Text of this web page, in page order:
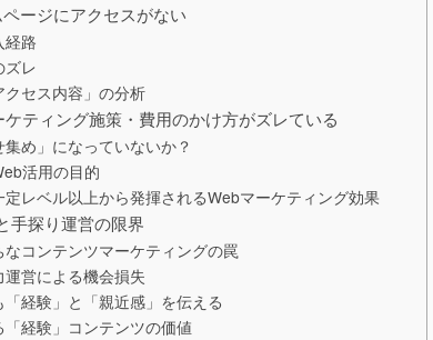
ージにアクセスがない
経路
レ
クセス内容」の分析
ティング施策・費用のかけ方がズレている
め」になっていないか？
活用の目的
レベル以上から発揮されるWebマーケティング効果
手探り運営の限界
コンテンツマーケティングの罠
営による機会損失
経験」と「親近感」を伝える
経験」コンテンツの価値